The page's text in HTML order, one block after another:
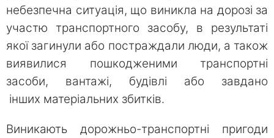
небезпечна ситуація, що виникла на дорозі за
участю транспортного засобу, в результаті
якої загинули або постраждали люди, а також
виявилися пошкодженими транспортні
засоби, вантажі, будівлі або завдано
інших матеріальних збитків.
Виникають дорожньо-транспортні пригоди